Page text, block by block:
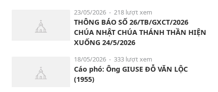
23/05/2026 - 218 lượt xem
THÔNG BÁO SỐ 26/TB/GXCT/2026
CHÚA NHẬT CHÚA THÁNH THẦN HIỆN
XUỐNG 24/5/2026
18/05/2026 - 333 lượt xem
Cáo phó: Ông GIUSE ĐỖ VĂN LỘC
(1955)